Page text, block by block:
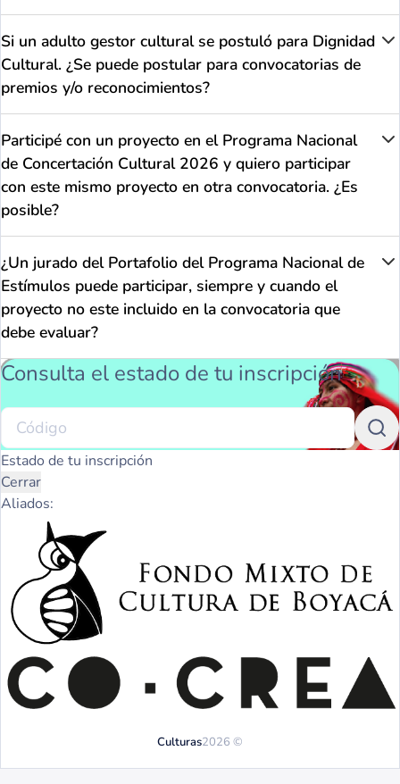
Si un adulto gestor cultural se postuló para Dignidad
Cultural. ¿Se puede postular para convocatorias de
premios y/o reconocimientos?
Participé con un proyecto en el Programa Nacional
de Concertación Cultural 2026 y quiero participar
con este mismo proyecto en otra convocatoria. ¿Es
posible?
¿Un jurado del Portafolio del Programa Nacional de
Estímulos puede participar, siempre y cuando el
proyecto no este incluido en la convocatoria que
debe evaluar?
Consulta el estado de tu inscripción
Estado de tu inscripción
Cerrar
Aliados:
Culturas2026 ©